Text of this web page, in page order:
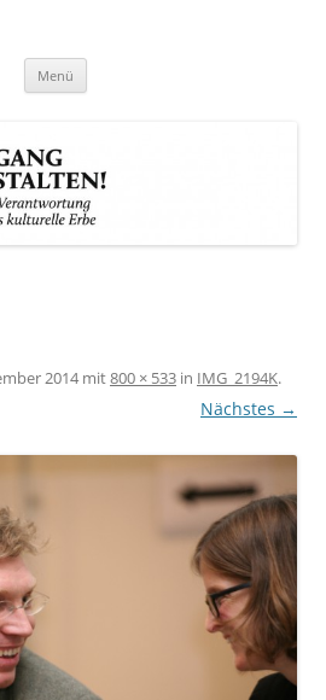
Menü
2014 mit800 × 533 in IMG_2194K.
Nächstes →